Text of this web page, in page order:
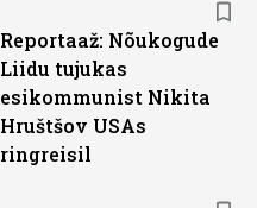
Reportaaž: Nõukogude
Liidu tujukas
esikommunist Nikita
Hruštšov USAs
ringreisil